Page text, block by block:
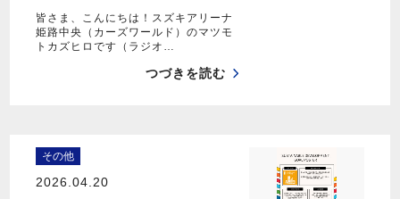
皆さま、こんにちは！スズキアリーナ
姫路中央（カーズワールド）のマツモ
トカズヒロです（ラジオ…
つづきを読む
その他
2026.04.20